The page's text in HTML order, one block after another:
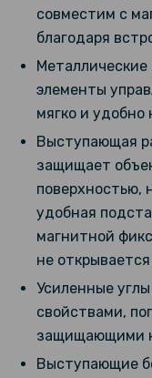
Гидрогелевая пленка
(Антишпион, глянцевая)
Гидрогелевая
Защитное стекло
совместим с
благодаря
элементы
мягко и
Выступающая
защищает
поверхностью,
удобная
магнитной
не
Усиленные
свойствами,
защищающими
Выступающие